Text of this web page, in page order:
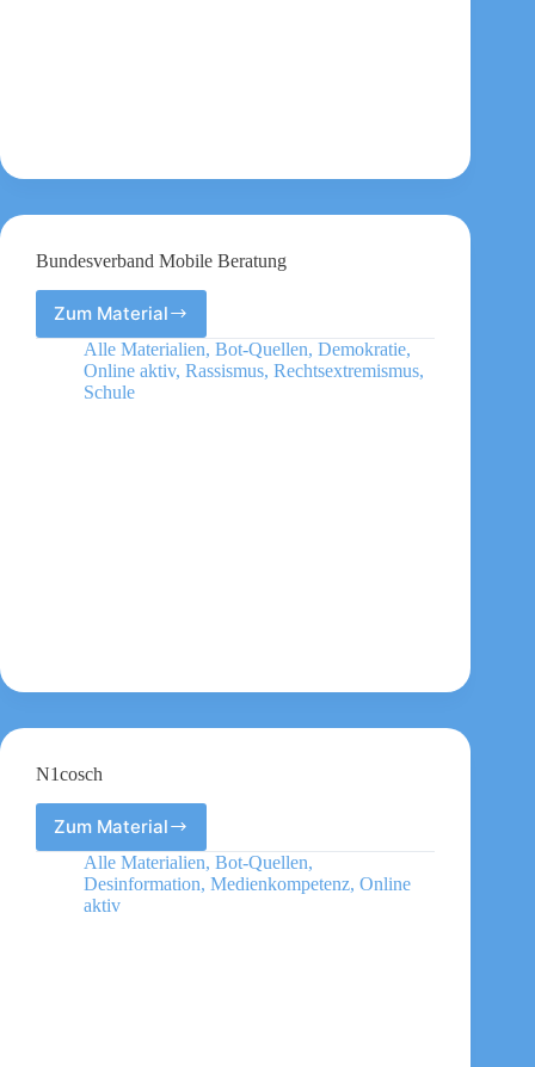
Bundesverband Mobile Beratung
Zum MaterialBundesverband
Mobile
Beratung
Alle Materialien, Bot-Quellen, Demokratie,
Online aktiv, Rassismus, Rechtsextremismus,
Schule
N1cosch
Zum Material
N1cosch
Alle Materialien, Bot-Quellen,
Desinformation, Medienkompetenz, Online
aktiv